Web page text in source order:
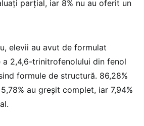
parțial, iar 8% nu au oferit un
elevii au avut de formulat
2,4,6-trinitrofenolului din fenol
formule de structură. 86,28%
au greșit complet, iar 7,94%